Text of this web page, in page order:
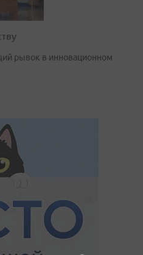
рывок в инновационном